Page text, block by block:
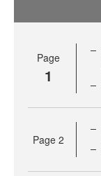
Page
1
Page 2